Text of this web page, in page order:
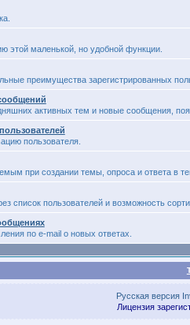
этой маленькой, но удобной функции.
преимущества зарегистрированных
активных тем и новые сообщения,
пользователя.
при создании темы, опроса и ответа в
список пользователей и возможность
по e-mail о новых ответах.
Русская версия
Лицензия